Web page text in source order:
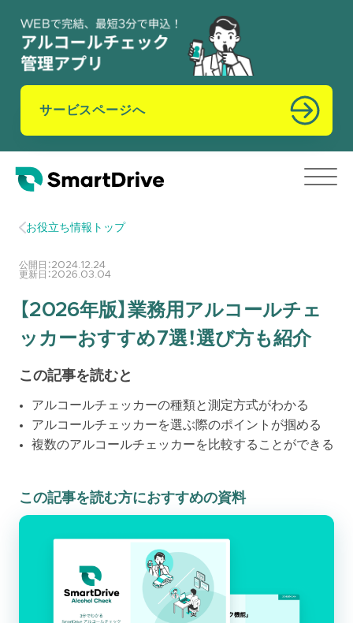
サービスページへ
お役立ち情報トップ
公開日：2024.12.24
更新日：2026.03.04
【2026年版】業務用アルコールチェ
ッカーおすすめ7選！選び方も紹介
この記事を読むと
アルコールチェッカーの種類と測定方式がわかる
アルコールチェッカーを選ぶ際のポイントが掴める
複数のアルコールチェッカーを比較することができる
この記事を読む方におすすめの資料